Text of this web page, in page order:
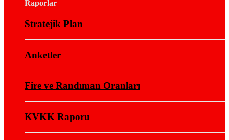
Raporlar
Stratejik Plan
Anketler
Fire ve Randıman Oranları
KVKK Raporu